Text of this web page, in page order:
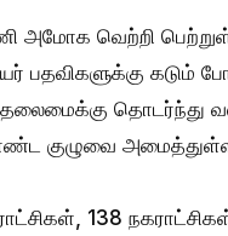
அமோக வெற்றி
கடும்
தொடர்ந்து
குழுவை
138